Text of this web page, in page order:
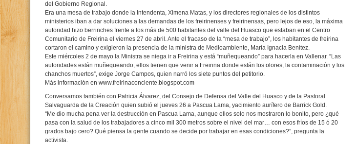
del Gobierno Regional.
Era una mesa de trabajo donde la Intendenta, Ximena Matas, y los directores regionales de los distintos
ministerios iban a dar soluciones a las demandas de los freirinenses y freirinensas, pero lejos de eso, la máxima
autoridad hizo berrinches frente a los más de 500 habitantes del valle del Huasco que estaban en el Centro
Comunitario de Freirina el viernes 27 de abril. Ante el fracaso de la “mesa de trabajo”, los habitantes de freirina
cortaron el camino y exigieron la presencia de la ministra de Medioambiente, María Ignacia Benítez.
Este miércoles 2 de mayo la Ministra se niega ir a Freirina y está “muñequeando” para hacerla en Vallenar. “Las
autoridades están muñequeando, ellos tienen que venir a Freirina donde están los olores, la contaminación y los
chanchos muertos”, exige Jorge Campos, quien narró los siete puntos del petitorio.
Más información en www.freirinaconciente.blogspot.com
Conversamos también con Patricia Álvarez, del Consejo de Defensa del Valle del Huasco y de la Pastoral
Salvaguarda de la Creación quien subió el jueves 26 a Pascua Lama, yacimiento aurífero de Barrick Gold.
“Me dio mucha pena ver la destrucción en Pascua Lama, aunque ellos solo nos mostraron lo bonito, pero ¿qué
pasa con la salud de los trabajadores a cinco mil 300 metros sobre el nivel del mar… con esos fríos de 15 ó 20
grados bajo cero? Qué piensa la gente cuando se decide por trabajar en esas condiciones?”, pregunta la
activista.